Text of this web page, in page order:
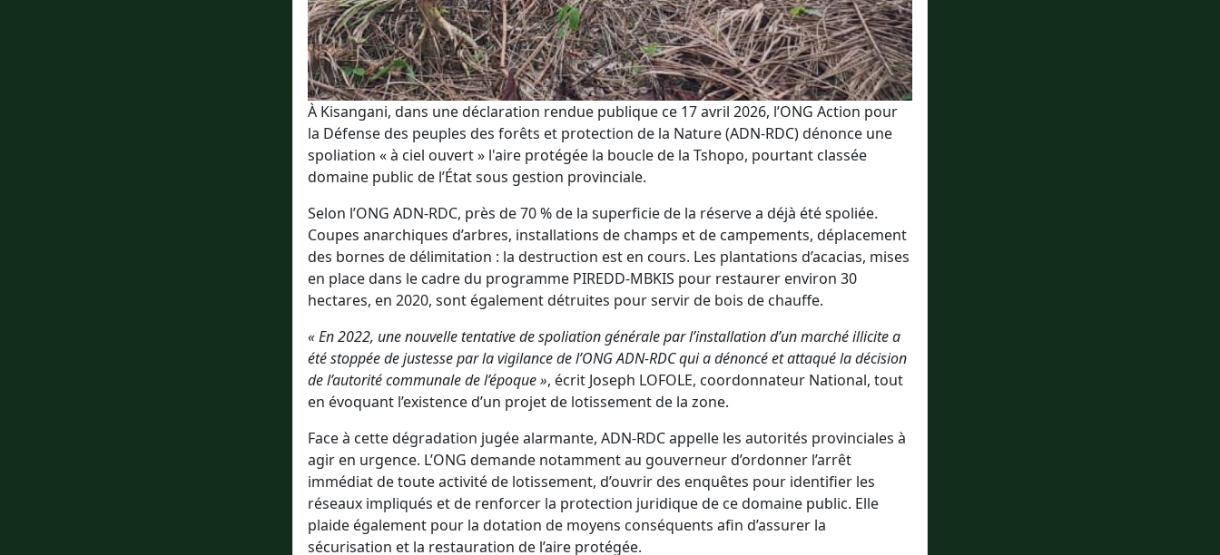
À Kisangani, dans une déclaration rendue publique ce 17 avril 2026, l’ONG Action pour
la Défense des peuples des forêts et protection de la Nature (ADN-RDC) dénonce une
spoliation « à ciel ouvert » l'aire protégée la boucle de la Tshopo, pourtant classée
domaine public de l’État sous gestion provinciale.
Selon l’ONG ADN-RDC, près de 70 % de la superficie de la réserve a déjà été spoliée.
Coupes anarchiques d’arbres, installations de champs et de campements, déplacement
des bornes de délimitation : la destruction est en cours. Les plantations d’acacias, mises
en place dans le cadre du programme PIREDD-MBKIS pour restaurer environ 30
hectares, en 2020, sont également détruites pour servir de bois de chauffe.
« En 2022, une nouvelle tentative de spoliation générale par l’installation d’un marché illicite a
été stoppée de justesse par la vigilance de l’ONG ADN-RDC qui a dénoncé et attaqué la décision
de l’autorité communale de l’époque », écrit Joseph LOFOLE, coordonnateur National, tout
en évoquant l’existence d’un projet de lotissement de la zone.
Face à cette dégradation jugée alarmante, ADN-RDC appelle les autorités provinciales à
agir en urgence. L’ONG demande notamment au gouverneur d’ordonner l’arrêt
immédiat de toute activité de lotissement, d’ouvrir des enquêtes pour identifier les
réseaux impliqués et de renforcer la protection juridique de ce domaine public. Elle
plaide également pour la dotation de moyens conséquents afin d’assurer la
sécurisation et la restauration de l’aire protégée.